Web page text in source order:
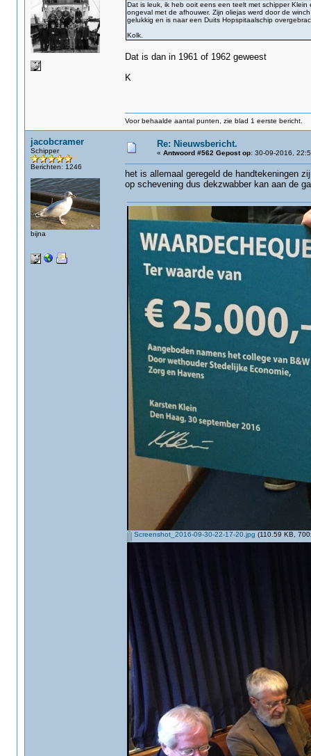
Dat is leuk, ik heb ooit eens een teelt met schipper
ongeval met de afhouwer. Zijn oliejas werd door de
gelukkig en is naar een Duits Hopspitaalschip
Kolk.
Dat is dan in 1961 of 1962 geweest
K
Voor behaalde aantal punten, zie blad 1 eerste bericht.
jacobcramer
Schipper
Berichten: 1246
bijna
Re: Nieuwsbericht.
« Antwoord #562 Gepost op:30-09-2016,
het is allemaal geregeld de handtekeningen
op schevening dus dekzwabber kan aan de
Screenshot_2016-09-30-22-17-20.jpg (110.59 KB,